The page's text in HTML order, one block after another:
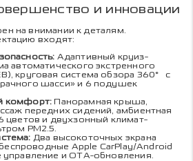
и инновации
на внимании к деталям.
входят:
Адаптивный круиз-
автоматического экстренного
круговая система обзора 360° с
шасси» и 6 подушек
комфорт: Панорамная крыша,
передних сидений, амбиентная
цветов и двухзонный климат-
PM2.5.
Два высокоточных экрана
Apple CarPlay/Android
и OTA-обновления.